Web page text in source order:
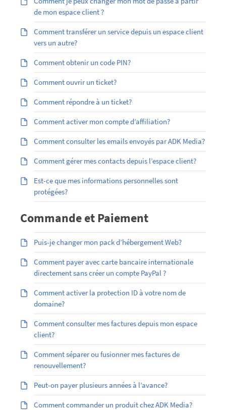
de mon espace client ?
Comment transférer un service depuis un espace client
vers un autre?
Comment obtenir un code PIN?
Comment ouvrir un ticket?
Comment répondre à un ticket?
Comment activer mon compte d’affiliation?
Comment consulter les emails envoyés par ADK Media?
Comment gérer mes contacts depuis l’espace client?
Est-ce que mes informations personnelles sont
protégées?
Commande et Paiement
Puis-je changer mon pack d’hébergement Web?
Comment payer avec carte bancaire internationale
directement sans créer un compte PayPal ?
Comment activer la protection ID à votre nom de
domaine?
Comment consulter mes factures depuis mon espace
client?
Comment séparer ou fusionner mes factures de
renouvellement?
Peut-on payer plusieurs années à l’avance?
Comment commander un produit chez ADK Media?